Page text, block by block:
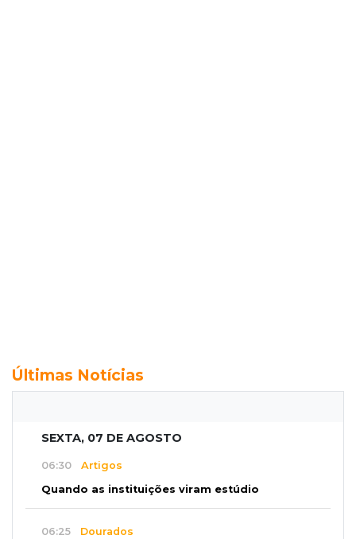
Últimas Notícias
SEXTA, 07 DE AGOSTO
06:30 Artigos
Quando as instituições viram estúdio
06:25 Dourados